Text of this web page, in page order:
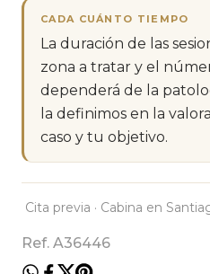
CADA CUÁNTO TIEMPO
La duración de las
zona a tratar y el
dependerá de la
la definimos en la
caso y tu objetivo.
Cita previa · Cabina en
Ref. A36446